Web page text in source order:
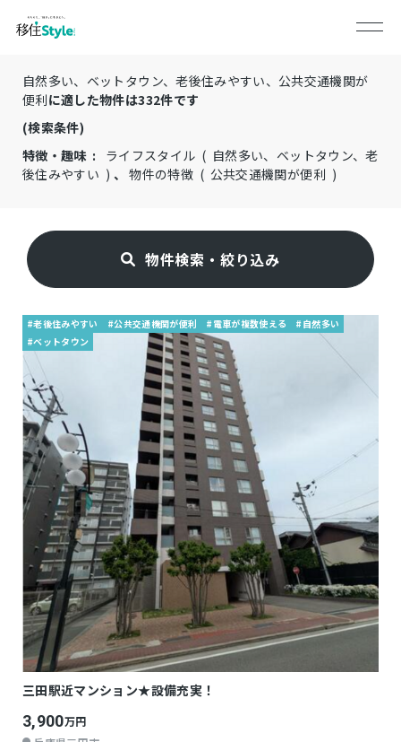
自然多い、ベットタウン、老後住みやすい、公共交通機関が
便利に適した物件は332件です
(検索条件)
特徴・趣味 : ライフスタイル ( 自然多い、ベットタウン、老
後住みやすい ) 、物件の特徴 ( 公共交通機関が便利 )
物件検索・絞り込み
#老後住みやすい #公共交通機関が便利 #電車が複数使える
#自然多い
#ベットタウン
三田駅近マンション★設備充実！
3,900万円